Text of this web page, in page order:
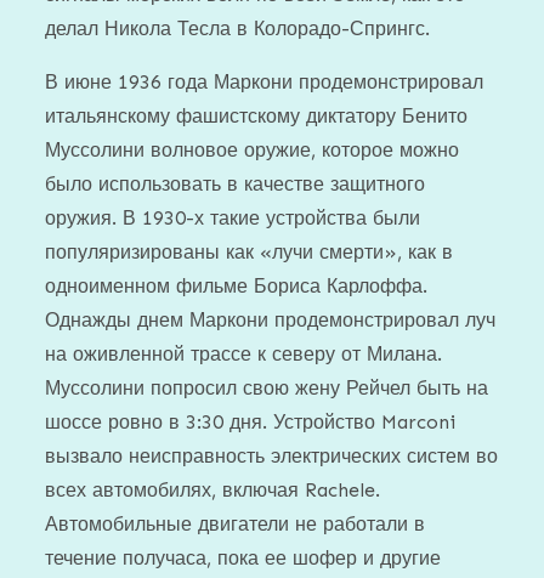
делал Никола Тесла в Колорадо-Спрингс.
В июне 1936 года Маркони продемонстрировал
итальянскому фашистскому диктатору Бенито
Муссолини волновое оружие, которое можно
было использовать в качестве защитного
оружия. В 1930-х такие устройства были
популяризированы как «лучи смерти», как в
одноименном фильме Бориса Карлоффа.
Однажды днем ​​Маркони продемонстрировал луч
на оживленной трассе к северу от Милана.
Муссолини попросил свою жену Рейчел быть на
шоссе ровно в 3:30 дня. Устройство Marconi
вызвало неисправность электрических систем во
всех автомобилях, включая Rachele.
Автомобильные двигатели не работали в
течение получаса, пока ее шофер и другие